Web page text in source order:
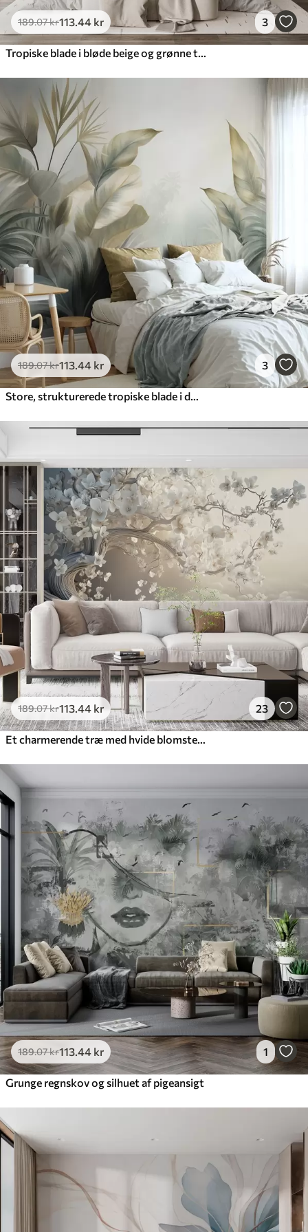
189.07kr113 .44 kr 3
189.07kr113 .44 kr 3
189.07kr113 .44 kr 23
189.07kr113 .44 kr 1
Grunge regnskov og silhuet af pigeansigt